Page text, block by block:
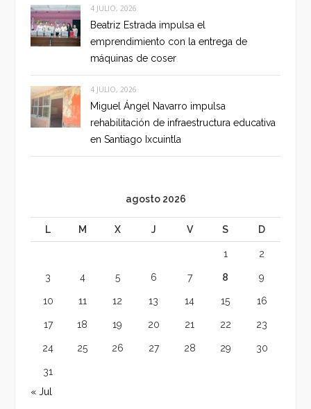
4 JULIO, 2026
Beatriz Estrada impulsa el
emprendimiento con la entrega de
máquinas de coser
4 JULIO, 2026
Miguel Ángel Navarro impulsa
rehabilitación de infraestructura educativa
en Santiago Ixcuintla
agosto 2026
L M X J V S D
1 2
3 4 5 6 7 8 9
10 11 12 13 14 15 16
17 18 19 20 21 22 23
24 25 26 27 28 29 30
31
« Jul